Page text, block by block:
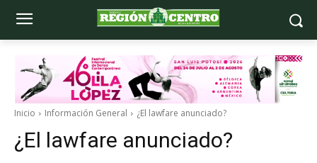
Inicio Información General ¿El lawfare anunciado?
¿El lawfare anunciado?